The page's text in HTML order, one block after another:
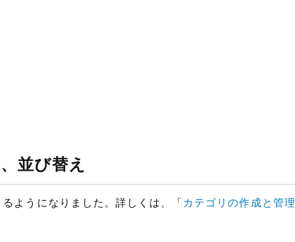
並び替え
ようになりました。詳しくは、「 カテゴリの作成と管理